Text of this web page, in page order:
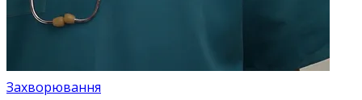
Захворювання